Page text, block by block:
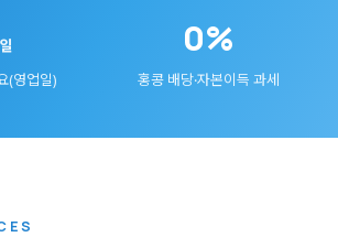
일
(영업일)
0%
홍콩 배당·자본이득 과세